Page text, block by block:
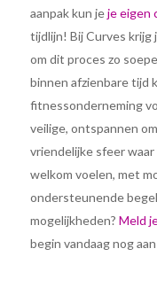
aanpak kun jeje eigen
tijdlijn! Bij Curves krijg
om dit proces zo
binnen afzienbare tijd
fitnessonderneming
veilige, ontspannen
vriendelijke sfeer
welkom voelen, met
ondersteunende
mogelijkheden? Meld
begin vandaag nog